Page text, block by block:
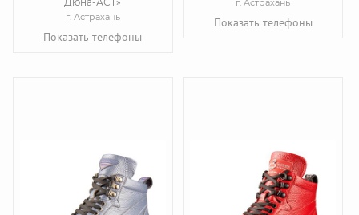
г. Астрахань
Показать телефоны
г. Астрахань
Показать телефоны